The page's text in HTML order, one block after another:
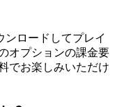
ンロードしてプレイ
オプションの課金要
でお楽しみいただけ